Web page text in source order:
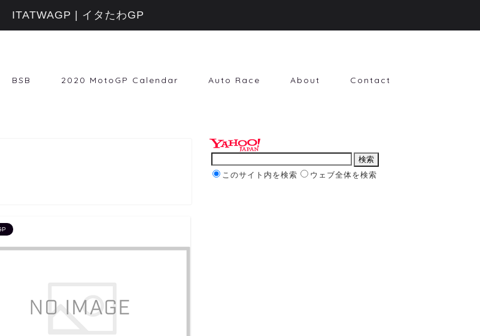
BSB 2020 MotoGP Calendar Auto Race About Contact
このサイト内を検索 ウェブ全体を検索
ITATWAGP | イタたわGP